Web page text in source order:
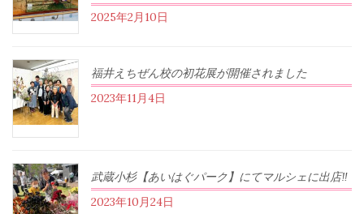
2025年2月10日
福井えちぜん校の初花展が開催されました
2023年11月4日
武蔵小杉【あいはぐパーク】にてマルシェに出店‼︎
2023年10月24日